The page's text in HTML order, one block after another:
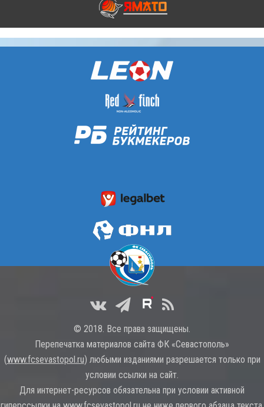
© 2018. Все права защищены.
Перепечатка материалов сайта ФК «Севастополь»
(www.fcsevastopol.ru) любыми изданиями разрешается только при
условии ссылки на сайт.
Для интернет-ресурсов обязательна при условии активной